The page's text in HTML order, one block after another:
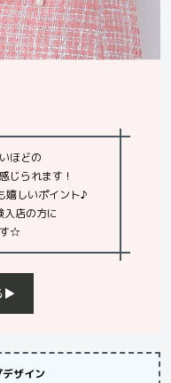
ほどの
じられます！
嬉しいポイント♪
入店の方に
☆
▶︎
ザイン